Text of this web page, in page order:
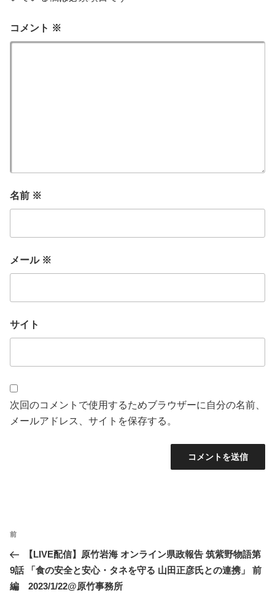
コメント ※
名前 ※
メール ※
サイト
次回のコメントで使用するためブラウザーに自分の名前、
メールアドレス、サイトを保存する。
ナ
ビ
過
去
の
投
前
【LIVE配信】原竹岩海 オンライン県政報告 筑紫野物語第
9話 「食の安全と安心・タネを守る 山田正彦氏との連携」 前
編 2023/1/22@原竹事務所